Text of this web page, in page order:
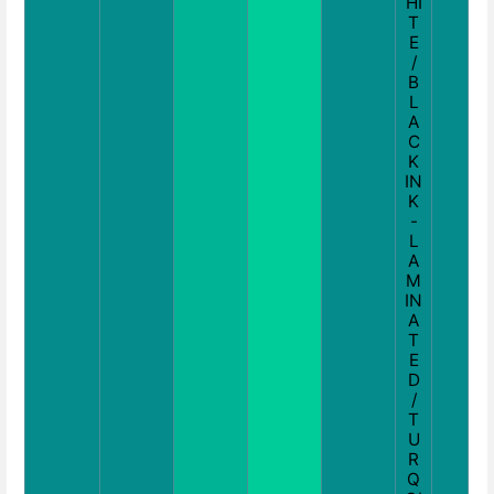
T
E
/
B
L
A
C
K
IN
K
-
L
A
M
IN
A
T
E
D
/
T
U
R
Q